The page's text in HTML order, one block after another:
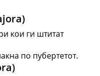
кои ги штитат
по пубертетот.